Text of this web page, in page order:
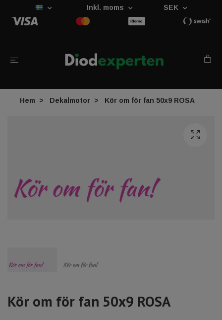
Inkl. moms SEK
Hem Dekalmotor Kör om för fan 50x9 ROSA
Kör om för fan 50x9 ROSA